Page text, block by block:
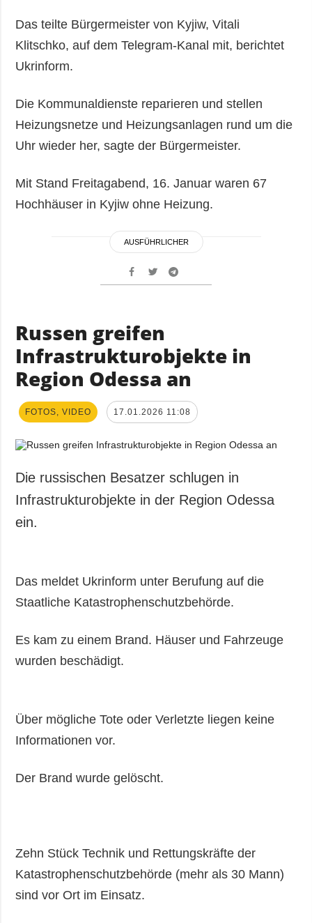
Das teilte Bürgermeister von Kyjiw, Vitali
Klitschko, auf dem Telegram-Kanal mit, berichtet
Ukrinform.
Die Kommunaldienste reparieren und stellen
Heizungsnetze und Heizungsanlagen rund um die
Uhr wieder her, sagte der Bürgermeister.
Mit Stand Freitagabend, 16. Januar waren 67
Hochhäuser in Kyjiw ohne Heizung.
AUSFÜHRLICHER
Russen greifen
Infrastrukturobjekte in
Region Odessa an
FOTOS, VIDEO 17.01.2026 11:08
Die russischen Besatzer schlugen in
Infrastrukturobjekte in der Region Odessa
ein.
Das meldet Ukrinform unter Berufung auf die
Staatliche Katastrophenschutzbehörde.
Es kam zu einem Brand. Häuser und Fahrzeuge
wurden beschädigt.
Über mögliche Tote oder Verletzte liegen keine
Informationen vor.
Der Brand wurde gelöscht.
Zehn Stück Technik und Rettungskräfte der
Katastrophenschutzbehörde (mehr als 30 Mann)
sind vor Ort im Einsatz.